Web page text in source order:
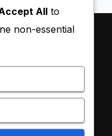
Pulse Newsby
All to
non-essential